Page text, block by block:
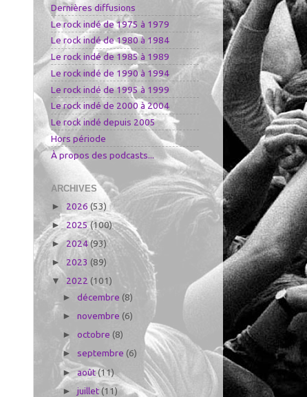
Dernières diffusions
Le rock indé de 1975 à 1979
Le rock indé de 1980 à 1984
Le rock indé de 1985 à 1989
Le rock indé de 1990 à 1994
Le rock indé de 1995 à 1999
Le rock indé de 2000 à 2004
Le rock indé depuis 2005
Hors période
À propos des podcasts...
ARCHIVES
► 2026 (53)
► 2025(100)
►2024(93)
► 2023 (89)
▼ 2022 (101)
►décembre (8)
►novembre (6)
►octobre (8)
►septembre(6)
►août(11)
►juillet(11)